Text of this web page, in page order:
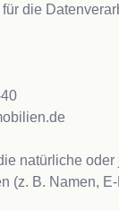
die
natürliche
(z. B. Namen,